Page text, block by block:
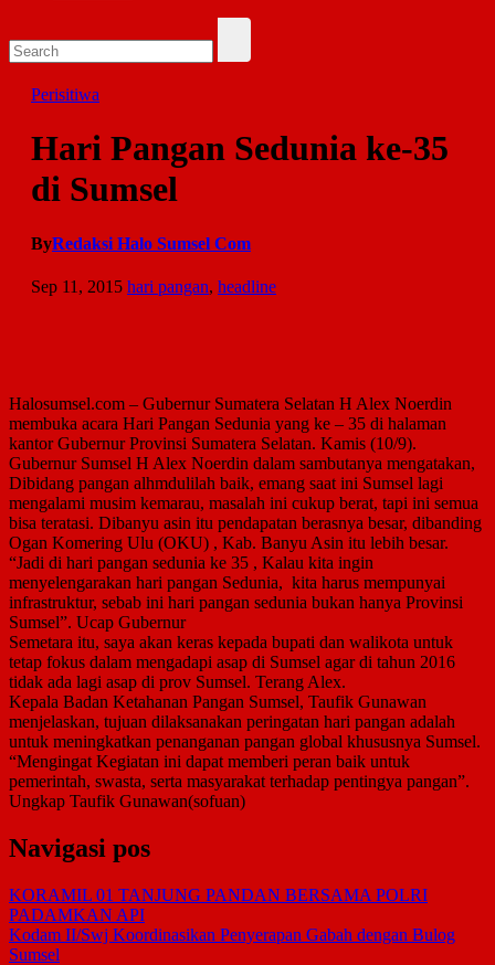
Perisitiwa
Hari Pangan Sedunia ke-35
di Sumsel
ByRedaksi Halo Sumsel Com
Sep 11, 2015 hari pangan, headline
Halosumsel.com – Gubernur Sumatera Selatan H Alex Noerdin
membuka acara Hari Pangan Sedunia yang ke – 35 di halaman
kantor Gubernur Provinsi Sumatera Selatan. Kamis (10/9).
Gubernur Sumsel H Alex Noerdin dalam sambutanya mengatakan,
Dibidang pangan alhmdulilah baik, emang saat ini Sumsel lagi
mengalami musim kemarau, masalah ini cukup berat, tapi ini semua
bisa teratasi. Dibanyu asin itu pendapatan berasnya besar, dibanding
Ogan Komering Ulu (OKU) , Kab. Banyu Asin itu lebih besar.
“Jadi di hari pangan sedunia ke 35 , Kalau kita ingin
menyelengarakan hari pangan Sedunia, kita harus mempunyai
infrastruktur, sebab ini hari pangan sedunia bukan hanya Provinsi
Sumsel”. Ucap Gubernur
Semetara itu, saya akan keras kepada bupati dan walikota untuk
tetap fokus dalam mengadapi asap di Sumsel agar di tahun 2016
tidak ada lagi asap di prov Sumsel. Terang Alex.
Kepala Badan Ketahanan Pangan Sumsel, Taufik Gunawan
menjelaskan, tujuan dilaksanakan peringatan hari pangan adalah
untuk meningkatkan penanganan pangan global khususnya Sumsel.
“Mengingat Kegiatan ini dapat memberi peran baik untuk
pemerintah, swasta, serta masyarakat terhadap pentingya pangan”.
Ungkap Taufik Gunawan(sofuan)
Navigasi pos
KORAMIL 01 TANJUNG PANDAN BERSAMA POLRI
PADAMKAN API
Kodam II/Swj Koordinasikan Penyerapan Gabah dengan Bulog
Sumsel